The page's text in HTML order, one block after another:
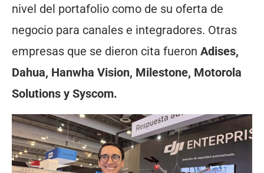
nivel del portafolio como de su oferta de
negocio para canales e integradores. Otras
empresas que se dieron cita fueron Adises,
Dahua, Hanwha Vision, Milestone, Motorola
Solutions y Syscom.